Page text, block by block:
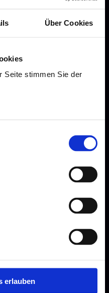
Über Cookies
Seite stimmen Sie der
erlauben